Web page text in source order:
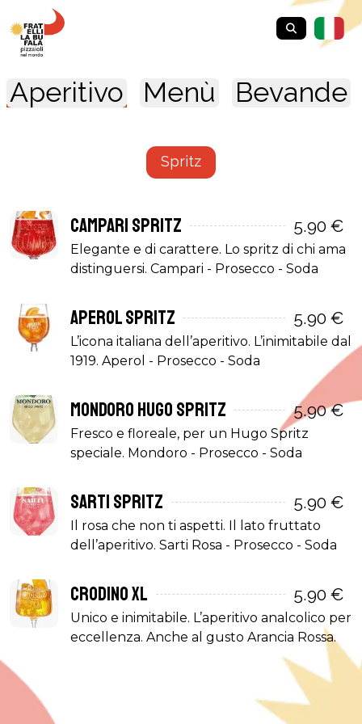
Spritz
Campari Spritz 5.90 €
Elegante e di carattere. Lo spritz di chi ama
distinguersi. Campari - Prosecco - Soda
Aperol Spritz 5.90 €
L’icona italiana dell’aperitivo. L’inimitabile dal
1919. Aperol - Prosecco - Soda
Mondoro Hugo Spritz 5.90 €
Fresco e floreale, per un Hugo Spritz
speciale. Mondoro - Prosecco - Soda
Sarti Spritz 5.90 €
Il rosa che non ti aspetti. Il lato fruttato
dell’aperitivo. Sarti Rosa - Prosecco - Soda
Crodino XL 5.90 €
Unico e inimitabile. L’aperitivo analcolico per
eccellenza. Anche al gusto Arancia Rossa.
Aperitivo Menù Bevande